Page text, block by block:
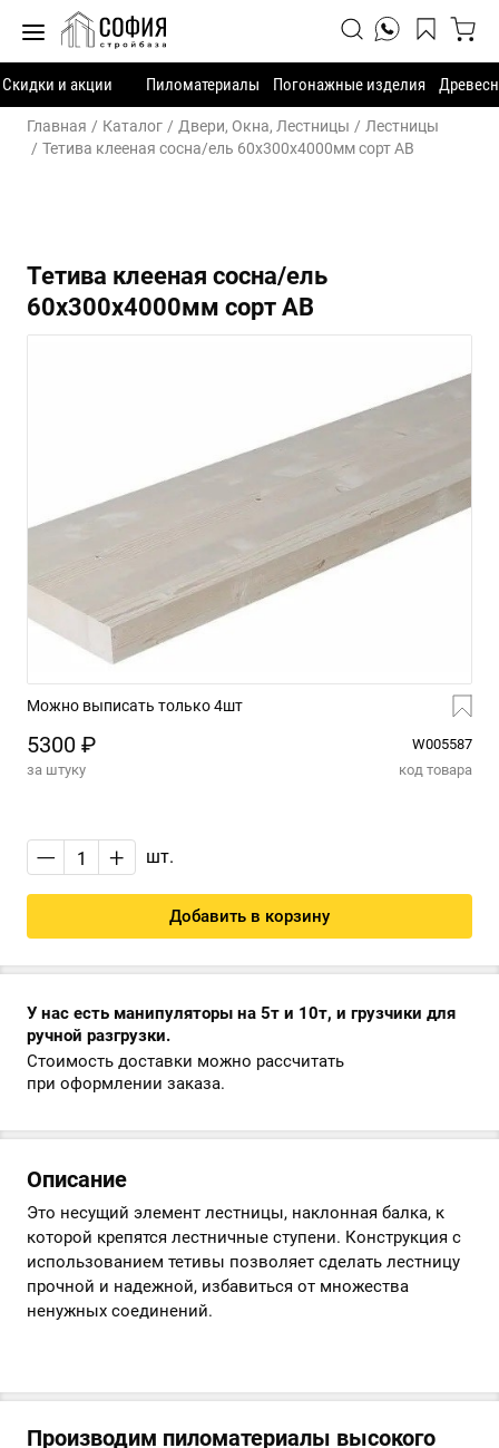
Скидки и акции Пиломатериалы Погонажные изделия
Главная Каталог Двери, Окна, Лестницы
Лестницы
Тетива клееная сосна/ель 60х300х4000мм сорт АВ
Тетива клееная сосна/ель
60х300х4000мм сорт АВ
Можно выписать только 4шт
5300 ₽
W005587
за штуку
код товара
— + шт.
Добавить в корзину
У нас есть манипуляторы на 5т и 10т, и грузчики для
ручной разгрузки.
Стоимость доставки можно рассчитать
при оформлении заказа.
Описание
Это несущий элемент лестницы, наклонная балка, к
которой крепятся лестничные ступени. Конструкция с
использованием тетивы позволяет сделать лестницу
прочной и надежной, избавиться от множества
ненужных соединений.
Производим пиломатериалы высокого